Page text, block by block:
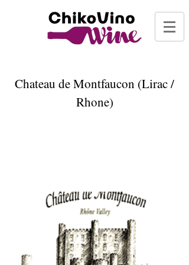
Chateau de Montfaucon (Lirac /
Rhone)